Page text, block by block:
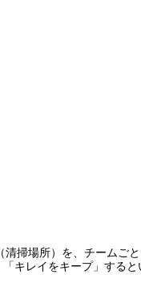
掃場所）を、チームご
キレイをキープ」すると